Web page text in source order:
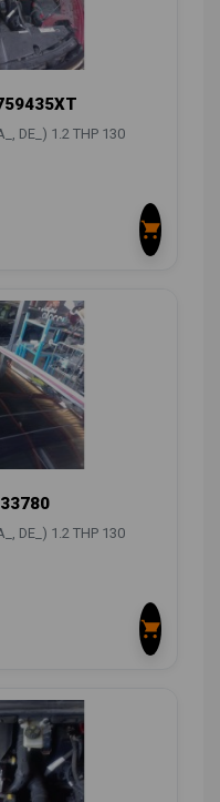
DE_) 1.2 THP 130
DE_) 1.2 THP 130